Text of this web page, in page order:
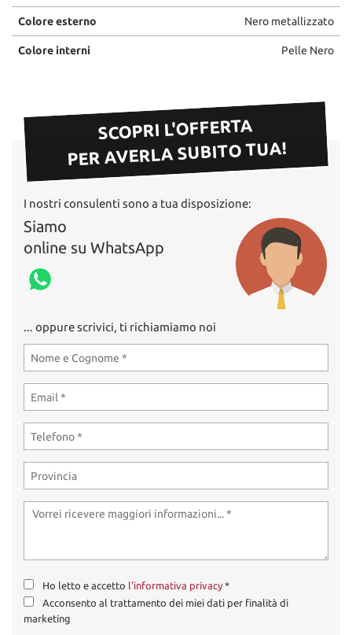
Colore esterno Nero metallizzato
Colore interni Pelle Nero
SCOPRI L'OFFERTA
PER AVERLA SUBITO TUA!
I nostri consulenti sono a tua disposizione:
Siamo
online su WhatsApp
... oppure scrivici, ti richiamiamo noi
Ho letto e accetto l'informativa privacy *
Acconsento al trattamento dei miei dati per finalità di
marketing